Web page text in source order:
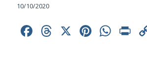
10/10/2020
Facebook
Threads
X